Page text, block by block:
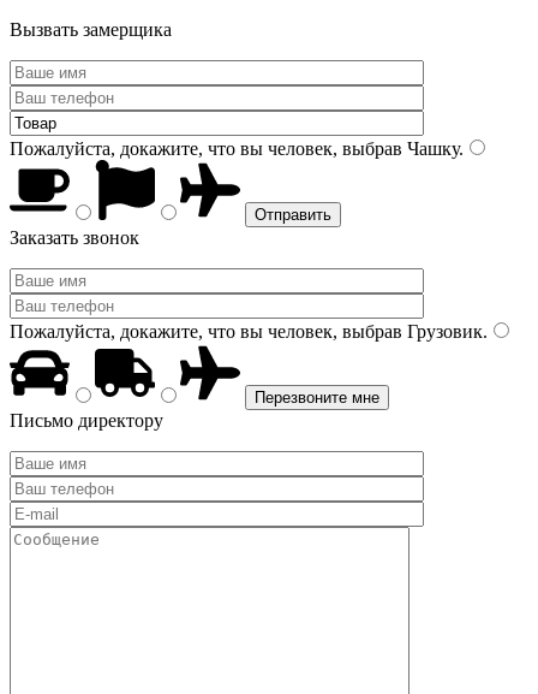
Вызвать замерщика
Пожалуйста, докажите, что вы человек, выбрав Чашку.
Заказать звонок
Пожалуйста, докажите, что вы человек, выбрав Грузовик.
Письмо директору